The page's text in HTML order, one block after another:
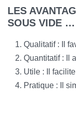
LES
SOUS VIDE …
Qualitatif : Il
Quantitatif : Il
Utile : Il
Pratique : Il